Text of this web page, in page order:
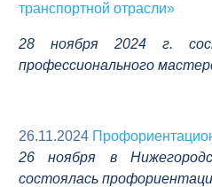
транспортной отрасли»
28 ноября 2024 г.
профессионального
26.11.2024
26 ноября в
состоялась